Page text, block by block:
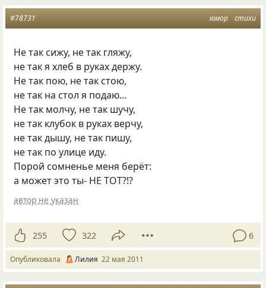
юмор стихи
#78731
Не так сижу, не так гляжу,
не так я хлеб в руках держу.
Не так пою, не так стою,
не так на стол я подаю…
Не так молчу, не так шучу,
не так клубок в руках верчу,
не так дышу, не так пишу,
не так по улице иду.
Порой сомненье меня берёт:
а может это ты- НЕ ТОТ?!?
автор не указан
255 322 6
Опубликовала Лилия 22 мая 2011